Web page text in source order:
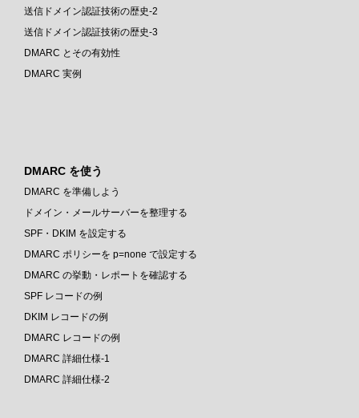
送信ドメイン認証技術の歴史-2
送信ドメイン認証技術の歴史-3
DMARC とその有効性
DMARC 実例
DMARC を使う
DMARC を準備しよう
ドメイン・メールサーバーを整理する
SPF・DKIM を設定する
DMARC ポリシーを p=none で設定する
DMARC の挙動・レポートを確認する
SPF レコードの例
DKIM レコードの例
DMARC レコードの例
DMARC 詳細仕様-1
DMARC 詳細仕様-2